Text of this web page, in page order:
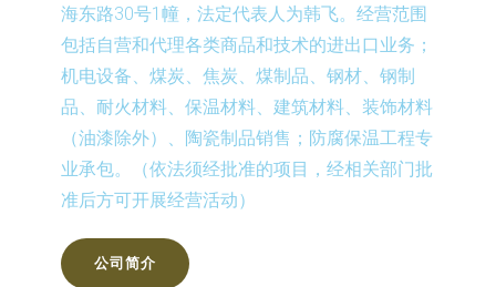
海东路30号1幢，法定代表人为韩飞。经营范围
包括自营和代理各类商品和技术的进出口业务；
机电设备、煤炭、焦炭、煤制品、钢材、钢制
品、耐火材料、保温材料、建筑材料、装饰材料
（油漆除外）、陶瓷制品销售；防腐保温工程专
业承包。（依法须经批准的项目，经相关部门批
准后方可开展经营活动）
公司简介